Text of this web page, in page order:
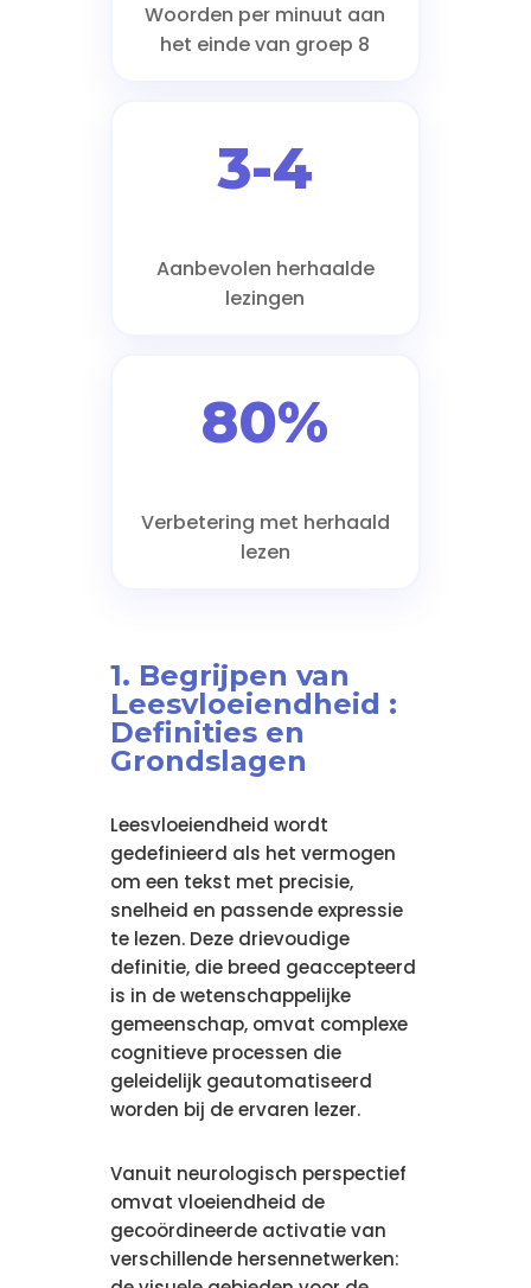
Woorden per minuut aan
het einde van groep 8
3-4
Aanbevolen herhaalde
lezingen
80%
Verbetering met herhaald
lezen
1. Begrijpen van
Leesvloeiendheid :
Definities en
Grondslagen
Leesvloeiendheid wordt
gedefinieerd als het vermogen
om een tekst met precisie,
snelheid en passende expressie
te lezen. Deze drievoudige
definitie, die breed geaccepteerd
is in de wetenschappelijke
gemeenschap, omvat complexe
cognitieve processen die
geleidelijk geautomatiseerd
worden bij de ervaren lezer.
Vanuit neurologisch perspectief
omvat vloeiendheid de
gecoördineerde activatie van
verschillende hersennetwerken: